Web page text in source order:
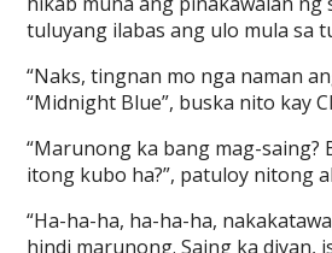
tuluyang ilabas ang ulo mula sa
“Naks, tingnan mo nga naman
“Midnight Blue”, buska nito kay
“Marunong ka bang mag-saing?
itong kubo ha?”, patuloy nitong
“Ha-ha-ha, ha-ha-ha,
hindi marunong. Saing ka diyan,